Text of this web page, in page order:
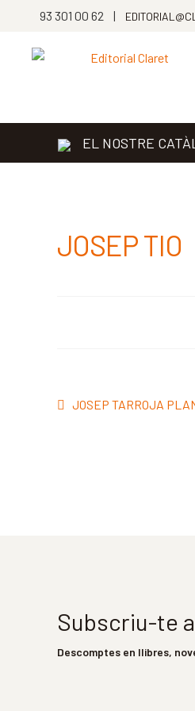
93 301 00 62 |
EL NOSTRE
JOSEP TIO
Navegació
Entrada
JOSEP TARROJA
Subscriu-te
Descomptes en llibres,